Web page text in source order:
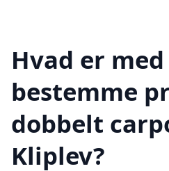
Hvad er
bestemme
dobbelt
Kliplev?